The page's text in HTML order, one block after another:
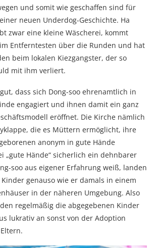
und somit wie geschaffen sind für
neuen Underdog-Geschichte. Ha
zwar eine kleine Wäscherei, kommt
Entferntesten über die Runden und hat
beim lokalen Kiezgangster, der so
mit ihm verliert.
dass sich Dong-soo ehrenamtlich in
engagiert und ihnen damit ein ganz
eröffnet. Die Kirche nämlich
die es Müttern ermöglicht, ihre
anonym in gute Hände
„gute Hände“ sicherlich ein dehnbarer
soo aus eigener Erfahrung weiß, landen
genauso wie er damals in einem
in der näheren Umgebung. Also
regelmäßig die abgegebenen Kinder
lukrativ an sonst von der Adoption